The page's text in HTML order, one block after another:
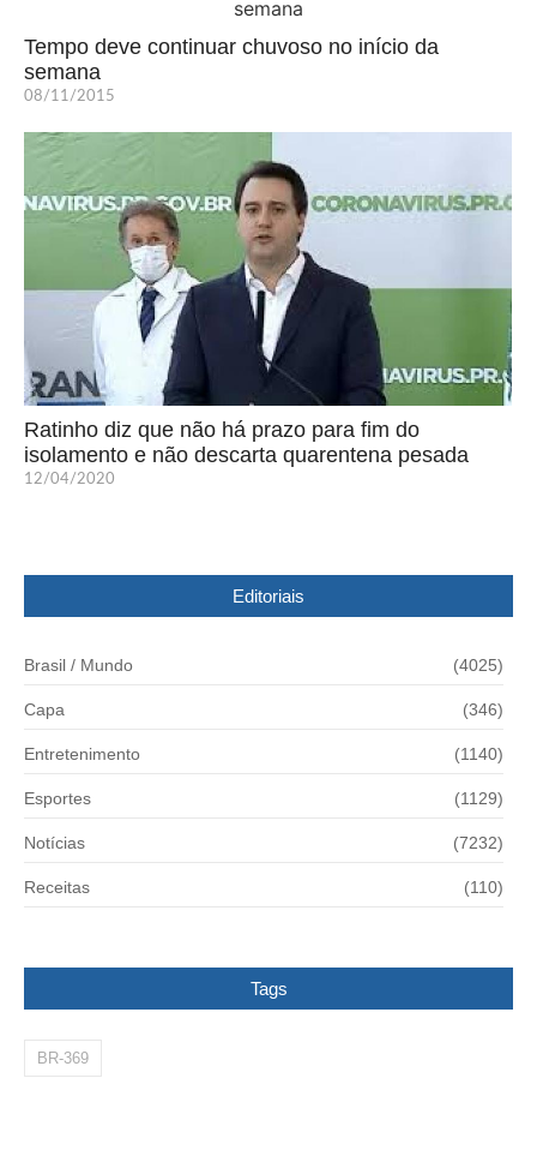
Tempo deve continuar chuvoso no início da
semana
08/11/2015
Ratinho diz que não há prazo para fim do
isolamento e não descarta quarentena pesada
12/04/2020
Editoriais
Brasil / Mundo (4025)
Capa (346)
Entretenimento (1140)
Esportes (1129)
Notícias (7232)
Receitas (110)
Tags
BR-369